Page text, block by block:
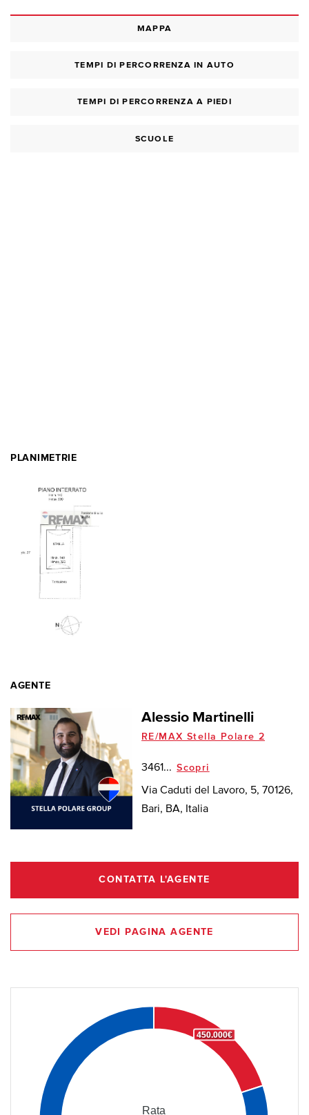
MAPPA
TEMPI DI PERCORRENZA IN AUTO
TEMPI DI PERCORRENZA A PIEDI
SCUOLE
PLANIMETRIE
AGENTE
Alessio Martinelli
RE/MAX Stella Polare 2
3461... Scopri
Via Caduti del Lavoro, 5, 70126,
Bari, BA, Italia
CONTATTA L'AGENTE
VEDI PAGINA AGENTE
450.000€
Rata